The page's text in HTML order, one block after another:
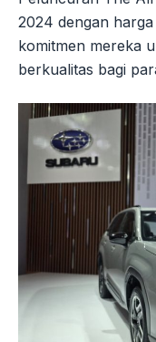
2024 dengan
komitmen mereka
berkualitas bagi